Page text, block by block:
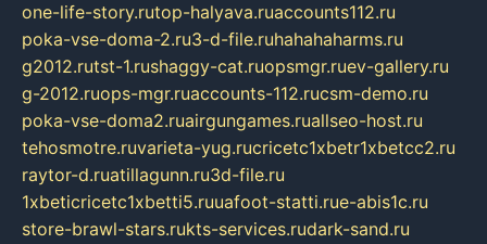
one-life-story.rutop-halyava.ruaccounts112.ru
poka-vse-doma-2.ru3-d-file.ruhahahaharms.ru
g2012.rutst-1.rushaggy-cat.ruopsmgr.ruev-gallery.ru
g-2012.ruops-mgr.ruaccounts-112.rucsm-demo.ru
poka-vse-doma2.ruairgungames.ruallseo-host.ru
tehosmotre.ruvarieta-yug.rucricetc1xbetr1xbetcc2.ru
raytor-d.ruatillagunn.ru3d-file.ru
1xbeticricetc1xbetti5.ruuafoot-statti.rue-abis1c.ru
store-brawl-stars.rukts-services.rudark-sand.ru